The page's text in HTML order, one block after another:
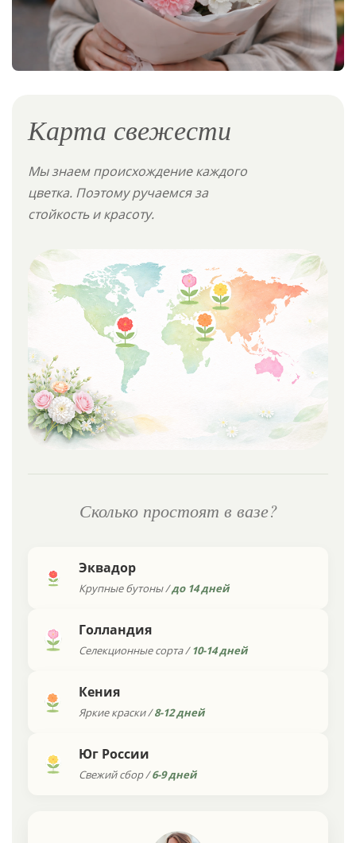
Карта свежести
Мы знаем происхождение каждого
цветка. Поэтому ручаемся за
стойкость и красоту.
Сколько простоят в вазе?
Эквадор
Крупные бутоны /до 14 дней
Голландия
Селекционные сорта /10-14 дней
Кения
Яркие краски /8-12 дней
Юг России
Свежий сбор /6-9 дней